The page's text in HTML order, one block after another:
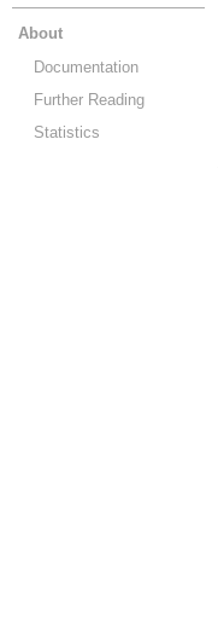
About
Documentation
Further Reading
Statistics